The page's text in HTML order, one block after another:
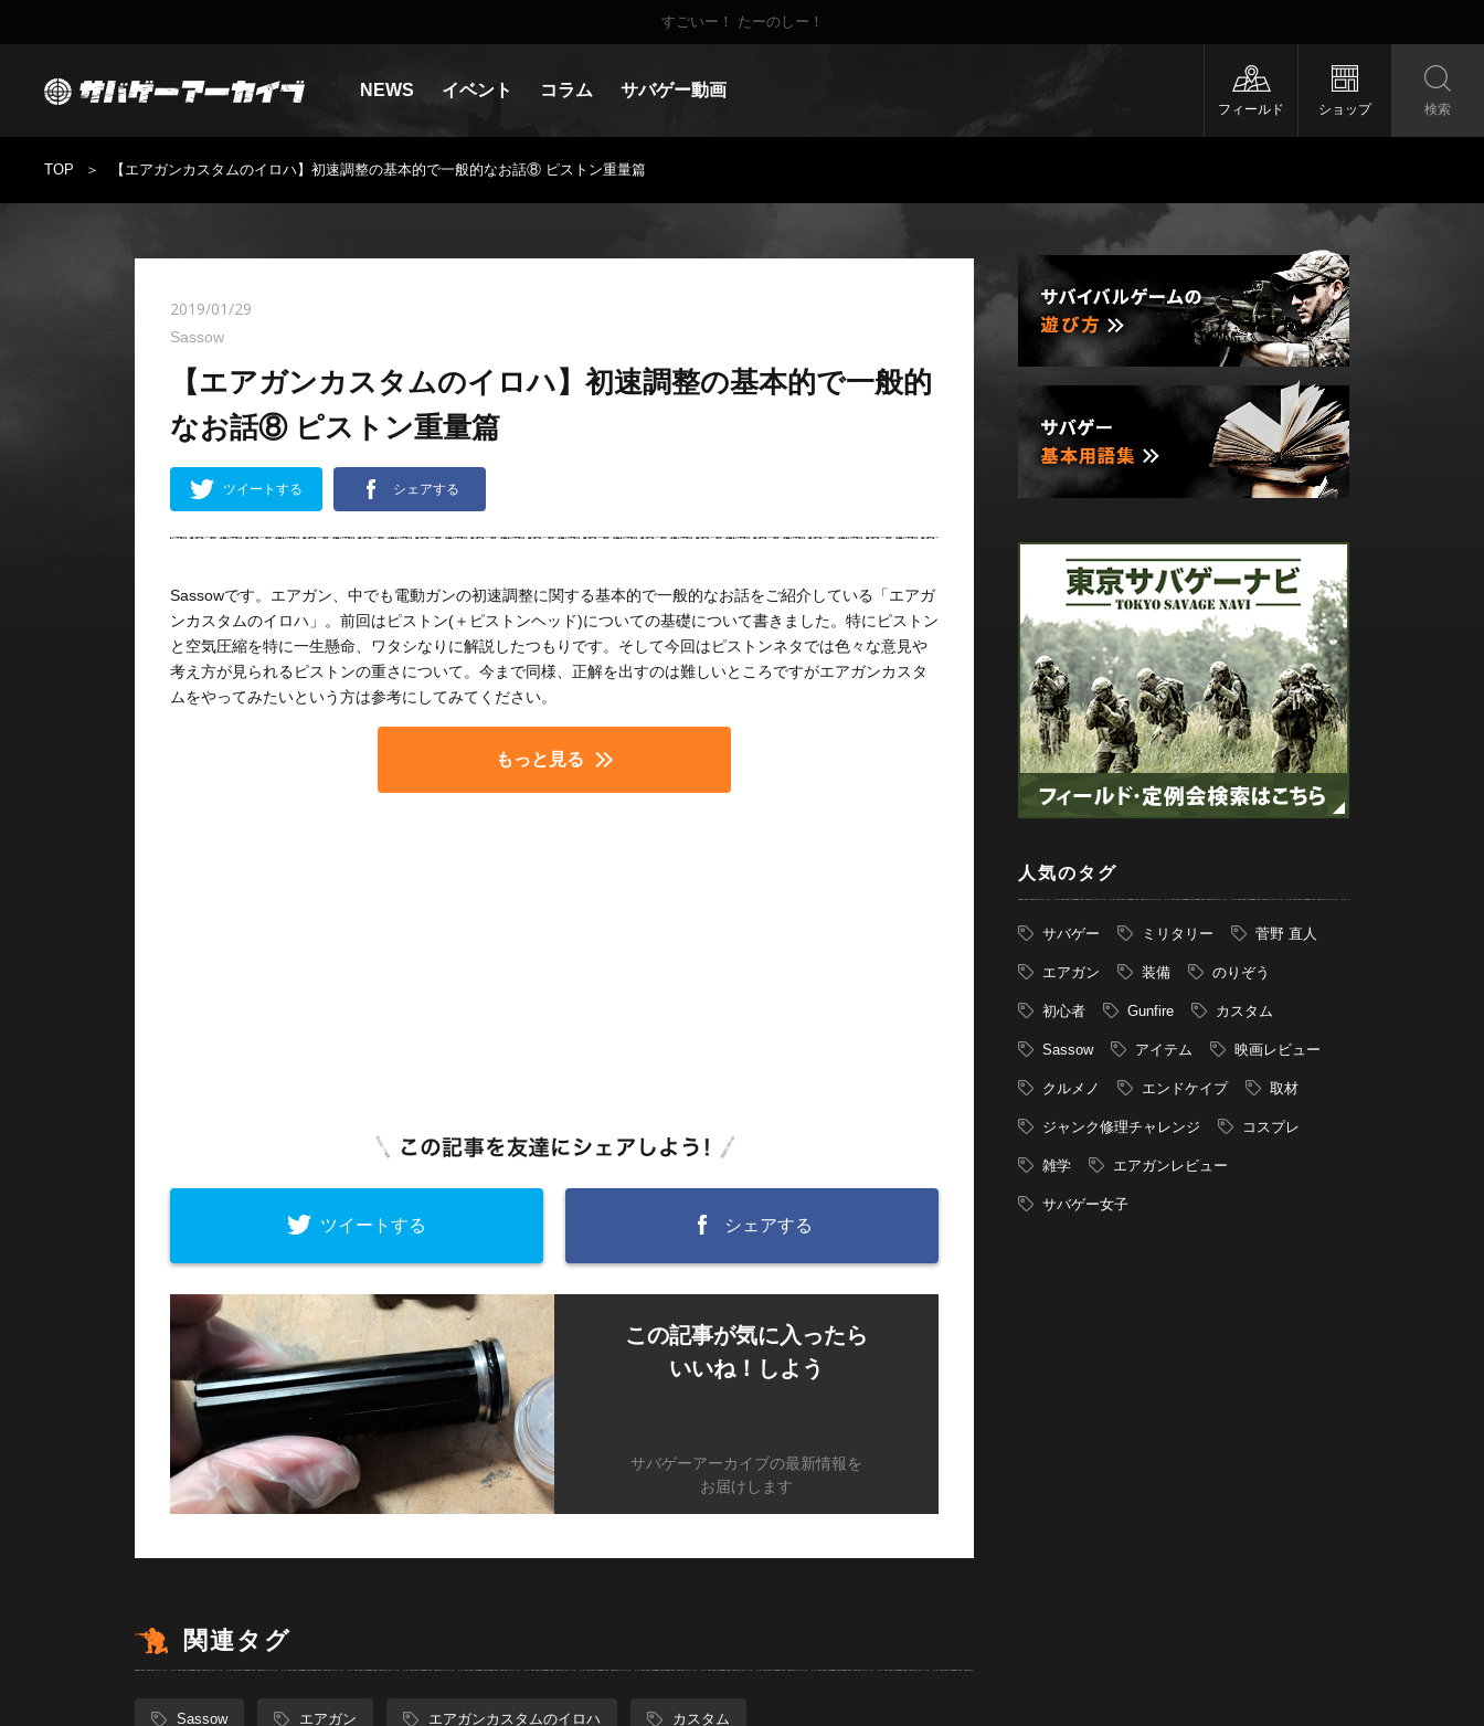
すごいー！ たーのしー！
NEWS イベント コラム サバゲー動画
フィールド ショップ 検索
TOP 【エアガンカスタムのイロハ】初速調整の基本的で一般的なお話⑧ ピストン重量篇
2019/01/29
Sassow
【エアガンカスタムのイロハ】初速調整の基本的で一般的
なお話⑧ ピストン重量篇
ツイートする シェアする
Sassowです。エアガン、中でも電動ガンの初速調整に関する基本的で一般的なお話をご紹介している「エアガ
ンカスタムのイロハ」。前回はピストン(＋ピストンヘッド)についての基礎について書きました。特にピストン
と空気圧縮を特に一生懸命、ワタシなりに解説したつもりです。そして今回はピストンネタでは色々な意見や
考え方が見られるピストンの重さについて。今まで同様、正解を出すのは難しいところですがエアガンカスタ
ムをやってみたいという方は参考にしてみてください。
もっと見る
ツイートする シェアする
この記事が気に入ったら
いいね！しよう
サバゲーアーカイブの最新情報を
お届けします
関連タグ
Sassow エアガン エアガンカスタムのイロハ カスタム
人気のタグ
サバゲー ミリタリー 菅野 直人
エアガン 装備 のりぞう
初心者 Gunfire カスタム
Sassow アイテム 映画レビュー
クルメノ エンドケイプ 取材
ジャンク修理チャレンジ コスプレ
雑学 エアガンレビュー
サバゲー女子